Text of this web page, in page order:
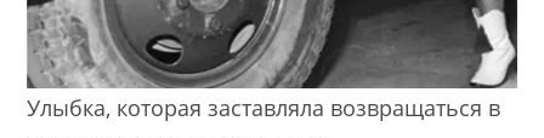
Улыбка, которая заставляла возвращаться в